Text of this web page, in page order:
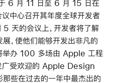
6 月 11 日至 6 月 15 日在
中心召开其年度全球开发者
天的会议上，开发者将了解
，使他们能够开发出非凡的
举办 100 多场由 Apple 工程
广受欢迎的 Apple Design
些在过去的一年中最杰出的